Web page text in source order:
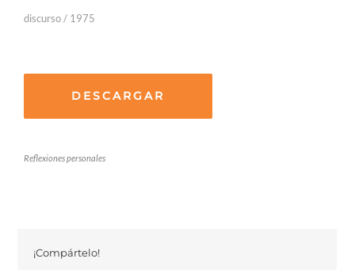
discurso / 1975
DESCARGAR
Reflexiones personales
¡Compártelo!